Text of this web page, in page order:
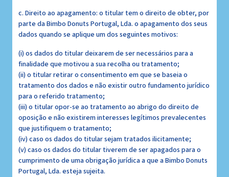
c. Direito ao apagamento: o titular tem o direito de obter, por
parte da Bimbo Donuts Portugal, Lda. o apagamento dos seus
dados quando se aplique um dos seguintes motivos:
(i) os dados do titular deixarem de ser necessários para a
finalidade que motivou a sua recolha ou tratamento;
(ii) o titular retirar o consentimento em que se baseia o
tratamento dos dados e não existir outro fundamento jurídico
para o referido tratamento;
(iii) o titular opor-se ao tratamento ao abrigo do direito de
oposição e não existirem interesses legítimos prevalecentes
que justifiquem o tratamento;
(iv) caso os dados do titular sejam tratados ilicitamente;
(v) caso os dados do titular tiverem de ser apagados para o
cumprimento de uma obrigação jurídica a que a Bimbo Donuts
Portugal, Lda. esteja sujeita.